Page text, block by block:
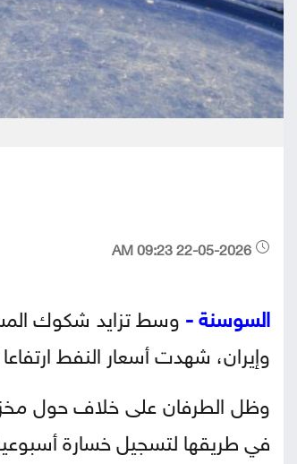
السوسنة -وسط تزايد شكوك
وإيران، شهدت أسعار النفط
وظل ‌الطرفان على خلاف حول
في طريقها لتسجيل خسارة